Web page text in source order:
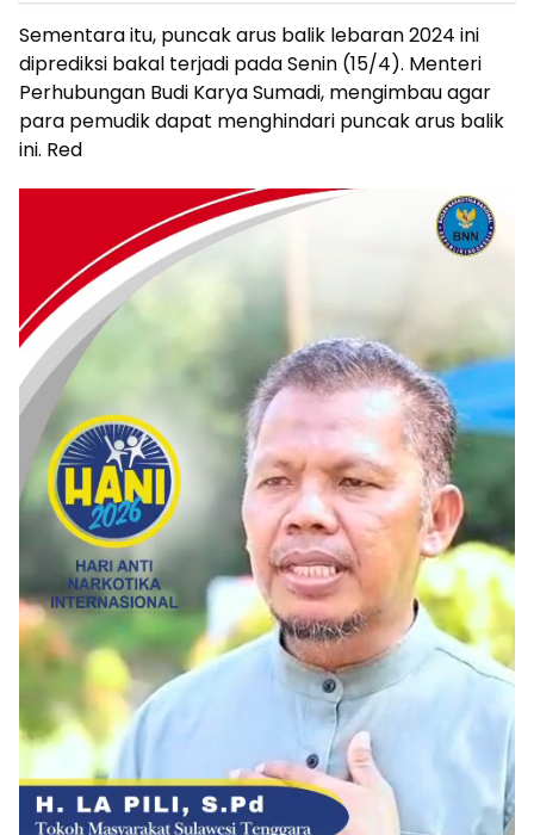
Sementara itu, puncak arus balik lebaran 2024 ini
diprediksi bakal terjadi pada Senin (15/4). Menteri
Perhubungan Budi Karya Sumadi, mengimbau agar
para pemudik dapat menghindari puncak arus balik
ini. Red